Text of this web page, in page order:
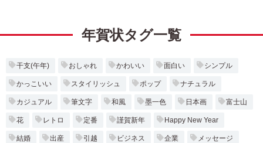
状
デ
ザ
イ
カ
テ
宛名サービス
フジカラー年賀状
年賀状タグ一覧
干支(午年) おしゃれ かわいい 面白い シンプル
かっこいい スタイリッシュ ポップ ナチュラル
カジュアル 筆文字 和風 墨一色 日本画 富士山
花 レトロ 定番 謹賀新年 Happy New Year
結婚 出産 引越 ビジネス 企業 メッセージ